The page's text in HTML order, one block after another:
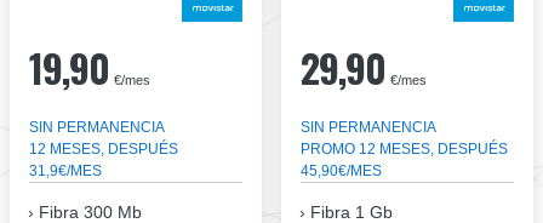
19,90 €/mes
SIN PERMANENCIA
12 MESES, DESPUÉS
31,9€/MES
Fibra 300 Mb
29,90 €/mes
SIN PERMANENCIA
PROMO 12 MESES, DESPUÉS
45,90€/MES
Fibra 1 Gb